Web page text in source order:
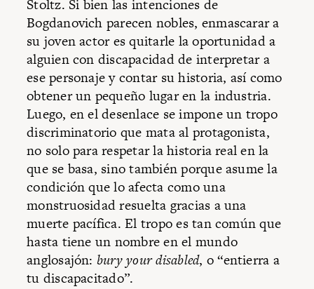
Stoltz. Si bien las intenciones de
Bogdanovich parecen nobles, enmascarar a
su joven actor es quitarle la oportunidad a
alguien con discapacidad de interpretar a
ese personaje y contar su historia, así como
obtener un pequeño lugar en la industria.
Luego, en el desenlace se impone un tropo
discriminatorio que mata al protagonista,
no solo para respetar la historia real en la
que se basa, sino también porque asume la
condición que lo afecta como una
monstruosidad resuelta gracias a una
muerte pacífica. El tropo es tan común que
hasta tiene un nombre en el mundo
anglosajón: bury your disabled, o “entierra a
tu discapacitado”.